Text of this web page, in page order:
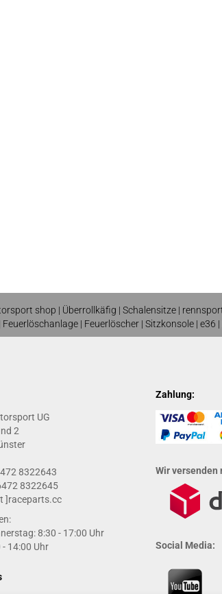
shop | Überrollkäfig | Schalensitze |
Feuerlöschanlage | Feuerlöscher | Sitzkonsole | e36 |
UG
2
8322643
8322645
]raceparts.cc
8:30 - 17:00 Uhr
14:00 Uhr
Zahlung:
Wir versenden
Social Media: